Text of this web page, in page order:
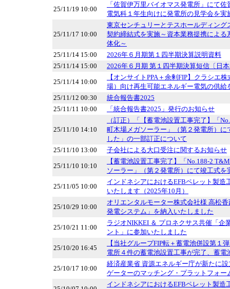
25/11/19 10:00
「佐賀伊万里バイオマス発電所」にて
電気科１年生向けに発電所の見学会を実
25/11/17 10:00
東京センチュリーとテスホールディング
契約締結式を実施～資本業務提携による
体化～
25/11/14 15:00
2026年６月期第１四半期決算説明資料
25/11/14 15:00
2026年６月期 第１四半期決算短信〔日
25/11/14 10:00
【オンサイトPPA＋余剰FIP】クラシエ
場）向け再生可能エネルギー電気の供給
25/11/12 00:30
統合報告書2025
25/11/11 10:00
「統合報告書2025」発行のお知らせ
25/11/10 14:10
（訂正）「【蓄電池設置工事完了】「
町木場メガソーラー」（第２発電所）に
した」の一部訂正について
25/11/10 13:00
子会社による大口受注に関するお知らせ
25/11/10 10:10
【蓄電池設置工事完了】「No.188-2
ソーラー」（第２発電所）にて竣工式を
25/11/05 10:00
インドネシアにおけるEFBペレット製造
いたします（2025年10月）
25/10/29 10:00
オリエンタルモーター株式会社様 高松
発電システム」を納入いたしました
25/10/21 11:00
ラジオNIKKEI ＆ プロネクサス共催「企
ント」に参加いたしました
25/10/20 16:45
【当社グループFIP転＋蓄電池併設第１
電所４件の蓄電池設置工事が完了、蓄電
25/10/17 10:00
経済産業省 資源エネルギー庁が新たに
ゲーターのマッチング・プラットフォー
インドネシアにおけるEFBペレット製造